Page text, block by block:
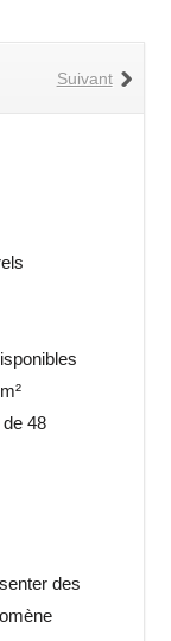
Suivant
48
des